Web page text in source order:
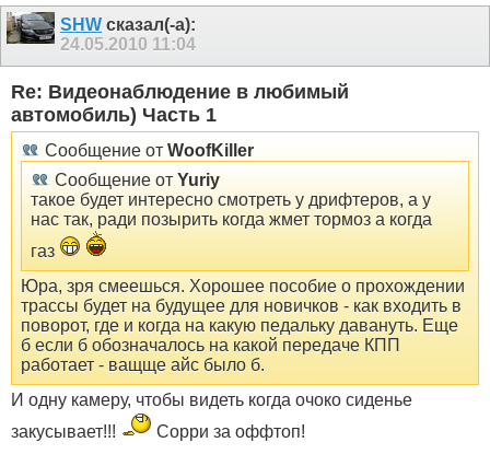
SHW сказал(-а):
24.05.2010 11:04
Re: Видеонаблюдение в любимый
автомобиль) Часть 1
Сообщение от WoofKiller
Сообщение от Yuriy
такое будет интересно смотреть у дрифтеров, а у
нас так, ради позырить когда жмет тормоз а когда
газ
Юра, зря смеешься. Хорошее пособие о прохождении
трассы будет на будущее для новичков - как входить в
поворот, где и когда на какую педальку давануть. Еще
б если б обозначалось на какой передаче КПП
работает - ващще айс было б.
И одну камеру, чтобы видеть когда очоко сиденье
закусывает!!!
Сорри за оффтоп!